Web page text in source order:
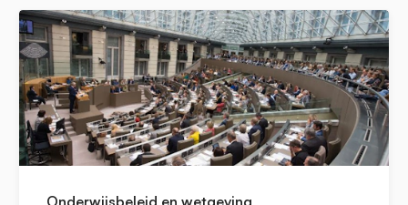
Onderwijsbeleid en wetgeving